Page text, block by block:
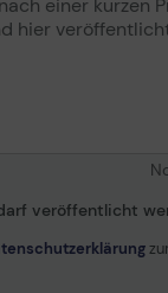
veröffentlicht